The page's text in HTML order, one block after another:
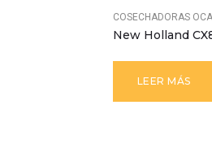
COSECHADORAS
New Holland
LEER MÁS